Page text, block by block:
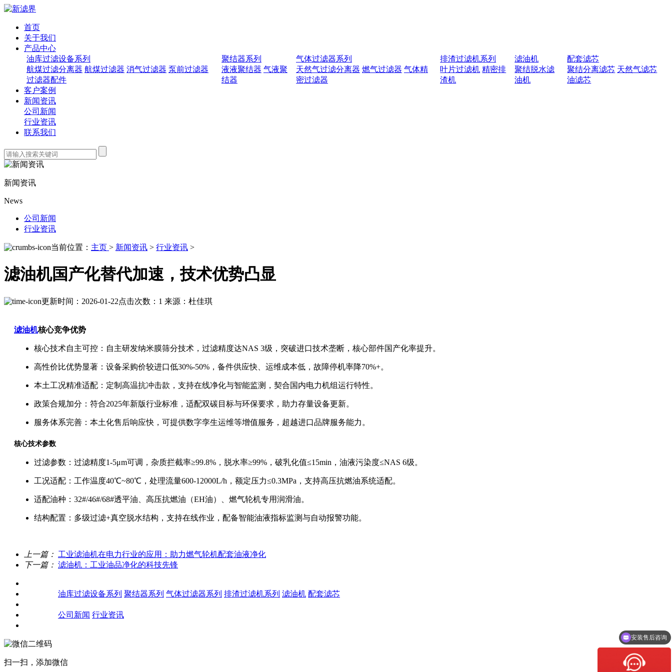
首页
关于我们
产品中心
油库过滤设备系列
航煤过滤分离器 航煤过滤器 消气过滤器 泵前过滤器
过滤器配件
聚结器系列
液液聚结器 气液聚
结器
气体过滤器系列
天然气过滤分离器 燃气过滤器 气体精
密过滤器
排渣过滤机系列
叶片过滤机 精密排
渣机
滤油机
聚结脱水滤
油机
配套滤芯
聚结分离滤芯 天然气滤芯
油滤芯
客户案例
新闻资讯
公司新闻
行业资讯
联系我们
新闻资讯
News
公司新闻
行业资讯
当前位置： 主页 > 新闻资讯 > 行业资讯 >
滤油机国产化替代加速，技术优势凸显
更新时间：2026-01-22点击次数：1 来源：杜佳琪
滤油机核心竞争优势
核心技术自主可控：自主研发纳米膜筛分技术，过滤精度达NAS 3级，突破进口技术垄断，核心部件国产化率提升。
高性价比优势显著：设备采购价较进口低30%-50%，备件供应快、运维成本低，故障停机率降70%+。
本土工况精准适配：定制高温抗冲击款，支持在线净化与智能监测，契合国内电力机组运行特性。
政策合规加分：符合2025年新版行业标准，适配双碳目标与环保要求，助力存量设备更新。
服务体系完善：本土化售后响应快，可提供数字孪生运维等增值服务，超越进口品牌服务能力。
核心技术参数
过滤参数：过滤精度1-5μm可调，杂质拦截率≥99.8%，脱水率≥99%，破乳化值≤15min，油液污染度≤NAS 6级。
工况适配：工作温度40℃~80℃，处理流量600-12000L/h，额定压力≤0.3MPa，支持高压抗燃油系统适配。
适配油种：32#/46#/68#透平油、高压抗燃油（EH油）、燃气轮机专用润滑油。
结构配置：多级过滤+真空脱水结构，支持在线作业，配备智能油液指标监测与自动报警功能。
上一篇： 工业滤油机在电力行业的应用：助力燃气轮机配套油液净化
下一篇： 滤油机：工业油品净化的科技先锋
油库过滤设备系列 聚结器系列 气体过滤器系列 排渣过滤机系列 滤油机 配套滤芯
公司新闻 行业资讯
扫一扫，添加微信
人工客服